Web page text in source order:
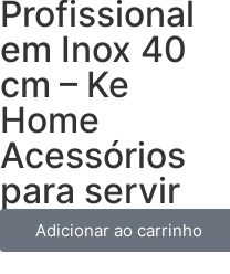
Profissional
em Inox 40
cm – Ke
Home
Acessórios
para servir
Adicionar ao carrinho